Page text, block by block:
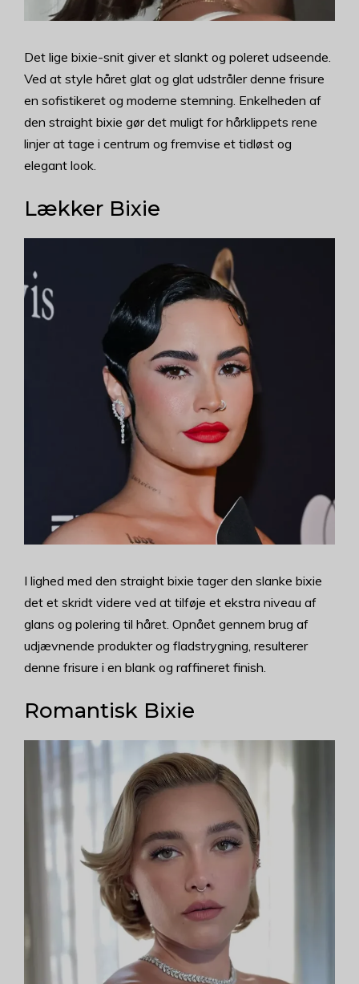
Det lige bixie-snit giver et slankt og poleret udseende.
Ved at style håret glat og glat udstråler denne frisure
en sofistikeret og moderne stemning. Enkelheden af
den straight bixie gør det muligt for hårklippets rene
linjer at tage i centrum og fremvise et tidløst og
elegant look.
Lækker Bixie
I lighed med den straight bixie tager den slanke bixie
det et skridt videre ved at tilføje et ekstra niveau af
glans og polering til håret. Opnået gennem brug af
udjævnende produkter og fladstrygning, resulterer
denne frisure i en blank og raffineret finish.
Romantisk Bixie